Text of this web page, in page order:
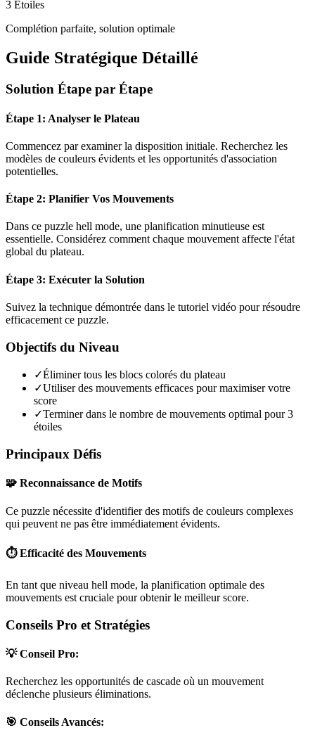
3 Étoiles
Complétion parfaite, solution optimale
Guide Stratégique Détaillé
Solution Étape par Étape
Étape 1: Analyser le Plateau
Commencez par examiner la disposition initiale. Recherchez les
modèles de couleurs évidents et les opportunités d'association
potentielles.
Étape 2: Planifier Vos Mouvements
Dans ce puzzle hell mode, une planification minutieuse est
essentielle. Considérez comment chaque mouvement affecte l'état
global du plateau.
Étape 3: Exécuter la Solution
Suivez la technique démontrée dans le tutoriel vidéo pour résoudre
efficacement ce puzzle.
Objectifs du Niveau
✓Éliminer tous les blocs colorés du plateau
✓Utiliser des mouvements efficaces pour maximiser votre
score
✓Terminer dans le nombre de mouvements optimal pour 3
étoiles
Principaux Défis
🧩 Reconnaissance de Motifs
Ce puzzle nécessite d'identifier des motifs de couleurs complexes
qui peuvent ne pas être immédiatement évidents.
⏱️ Efficacité des Mouvements
En tant que niveau hell mode, la planification optimale des
mouvements est cruciale pour obtenir le meilleur score.
Conseils Pro et Stratégies
💡 Conseil Pro:
Recherchez les opportunités de cascade où un mouvement
déclenche plusieurs éliminations.
🎯 Conseils Avancés: